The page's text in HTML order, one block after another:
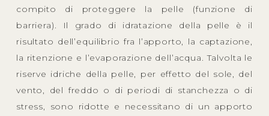
compito di proteggere la pelle (funzione di
barriera). Il grado di idratazione della pelle è il
risultato dell’equilibrio fra l’apporto, la captazione,
la ritenzione e l’evaporazione dell’acqua. Talvolta le
riserve idriche della pelle, per effetto del sole, del
vento, del freddo o di periodi di stanchezza o di
stress, sono ridotte e necessitano di un apporto